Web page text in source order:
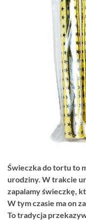
Świeczka do tortu to
urodziny. W trakcie
zapalamy świeczkę,
W tym czasie ma on
To tradycja